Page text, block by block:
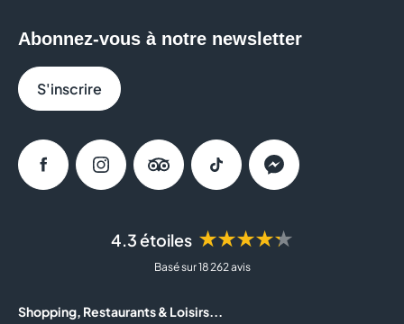
4.3 étoiles ★★★★★
Basé sur 18 262 avis
Shopping, Restaurants & Loisirs...
Abonnez-vous à notre newsletter
S'inscrire
FacebookInstagramTripadvisorTiktok Messenger